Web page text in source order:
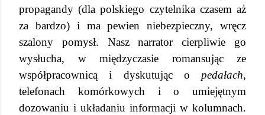
propagandy (dla polskiego czytelnika czasem aż
za bardzo) i ma pewien niebezpieczny, wręcz
szalony pomysł. Nasz narrator cierpliwie go
wysłucha, w międzyczasie romansując ze
współpracownicą i dyskutując o pedałach,
telefonach komórkowych i o umiejętnym
dozowaniu i układaniu informacji w kolumnach.